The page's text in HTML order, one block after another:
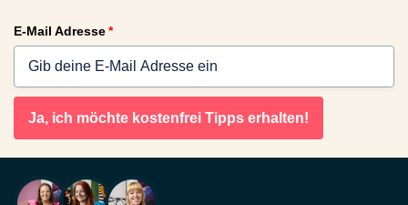
E-Mail Adresse*
Ja, ich möchte kostenfrei Tipps erhalten!